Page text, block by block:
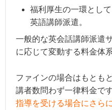
福利厚生の一環とし
英語講師派遣。
一般的な英会話講師派遣
に応じて変動する料金体
ファインの場合はもとも
講者数問わず一律料金です
指導を受ける場合にさら